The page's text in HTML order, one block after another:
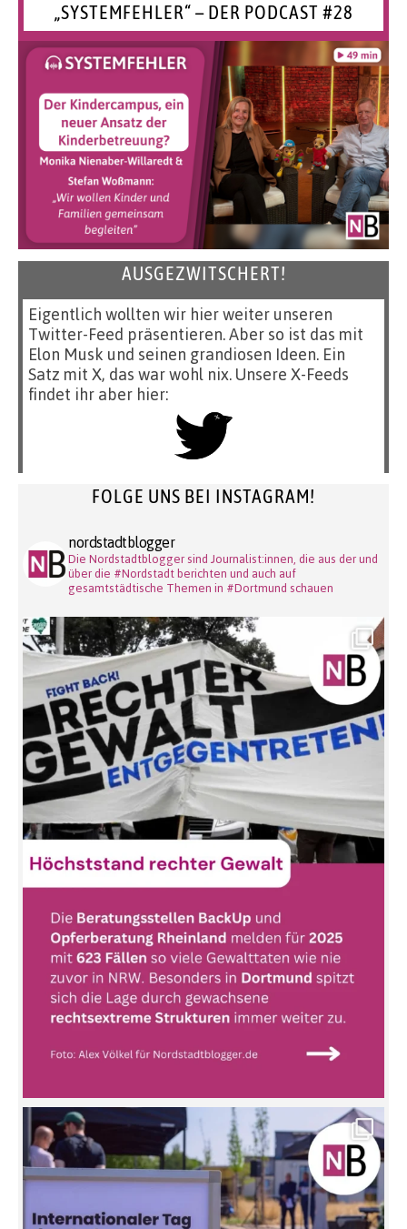
„SYSTEMFEHLER“ – DER PODCAST #28
AUSGEZWITSCHERT!
Eigentlich wollten wir hier weiter unseren
Twitter-Feed präsentieren. Aber so ist das mit
Elon Musk und seinen grandiosen Ideen. Ein
Satz mit X, das war wohl nix. Unsere X-Feeds
findet ihr aber hier:
FOLGE UNS BEI INSTAGRAM!
nordstadtblogger
Die Nordstadtblogger sind Journalist:innen, die aus der und
über die #Nordstadt berichten und auch auf
gesamtstädtische Themen in #Dortmund schauen